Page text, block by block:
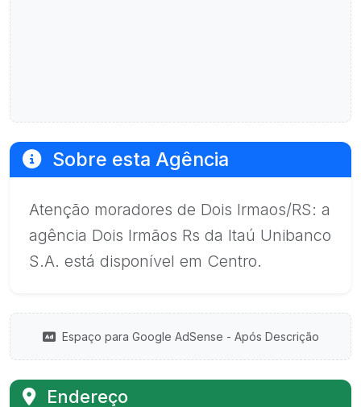
Sobre esta Agência
Atenção moradores de Dois Irmaos/RS: a
agência Dois Irmãos Rs da Itaú Unibanco
S.A. está disponível em Centro.
Espaço para Google AdSense - Após Descrição
Endereço